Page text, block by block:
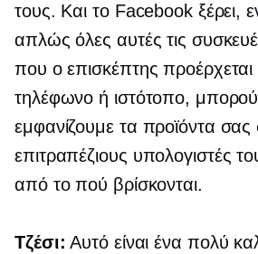
τους. Και το Facebook ξέρει,
απλώς όλες αυτές τις
που ο επισκέπτης προέρχεται
τηλέφωνο ή ιστότοπο,
εμφανίζουμε τα προϊόντα σας
επιτραπέζιους υπολογιστές
από το πού βρίσκονται.
Τζέσι: Αυτό είναι ένα πολύ